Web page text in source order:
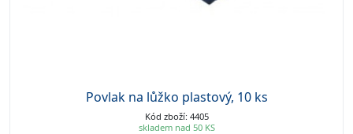
Povlak na lůžko plastový, 10 ks
Kód zboží: 4405
skladem nad 50 KS